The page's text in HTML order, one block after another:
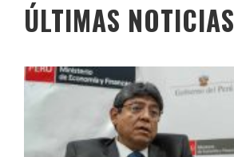
ÚLTIMAS NOTICIAS